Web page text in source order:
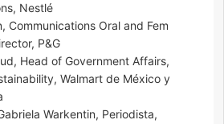
Nestlé
Communications Oral and Fem
P&G
Head of Government Affairs,
Walmart de México y
Warkentin, Periodista,